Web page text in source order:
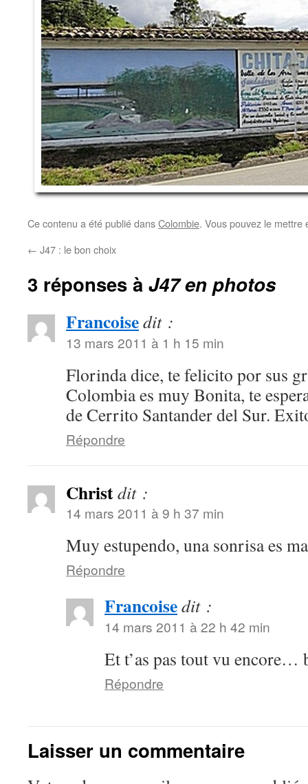
Ce contenu a été publié dansColombie. Vous pouvez le
← J47 : le bon choix
3 réponses à J47 en photos
Francoisedit :
13 mars 2011 à 1 h 15 min
Florinda dice, te felicito por sus
Colombia es muy Bonita, te
de Cerrito Santander del Sur.
Répondre
Christdit :
14 mars 2011 à 9 h 37 min
Muy estupendo, una sonrisa es
Répondre
Francoisedit :
14 mars 2011 à 22 h 42 min
Et t’as pas tout vu encore…
Répondre
Laisser un commentaire